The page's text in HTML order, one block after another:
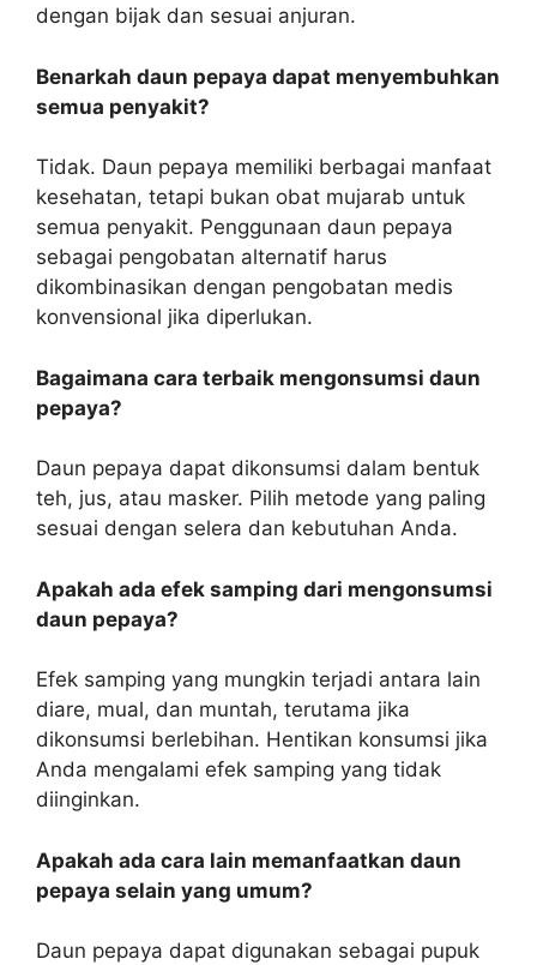
dengan bijak dan sesuai anjuran.
Benarkah daun pepaya dapat menyembuhkan
semua penyakit?
Tidak. Daun pepaya memiliki berbagai manfaat
kesehatan, tetapi bukan obat mujarab untuk
semua penyakit. Penggunaan daun pepaya
sebagai pengobatan alternatif harus
dikombinasikan dengan pengobatan medis
konvensional jika diperlukan.
Bagaimana cara terbaik mengonsumsi daun
pepaya?
Daun pepaya dapat dikonsumsi dalam bentuk
teh, jus, atau masker. Pilih metode yang paling
sesuai dengan selera dan kebutuhan Anda.
Apakah ada efek samping dari mengonsumsi
daun pepaya?
Efek samping yang mungkin terjadi antara lain
diare, mual, dan muntah, terutama jika
dikonsumsi berlebihan. Hentikan konsumsi jika
Anda mengalami efek samping yang tidak
diinginkan.
Apakah ada cara lain memanfaatkan daun
pepaya selain yang umum?
Daun pepaya dapat digunakan sebagai pupuk